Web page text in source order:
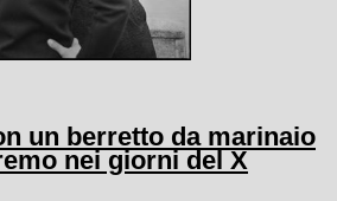
un berretto da marinaio
nei giorni del X